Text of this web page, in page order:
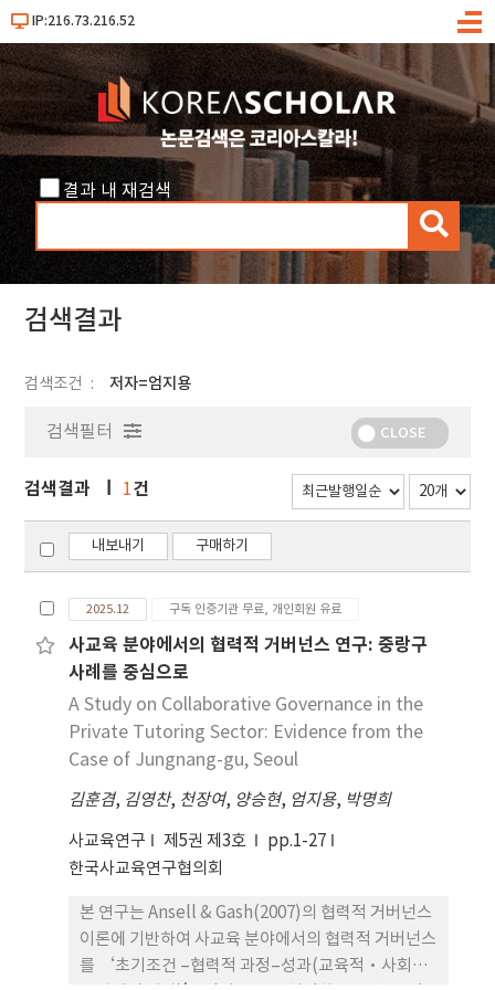
IP:216.73.216.52
메
결과 내 재검색
검
색
검색결과
검색조건 저자=엄지용
검색필터 CLOSE
검색결과 1건
내보내기 구매하기
2025.12 구독 인증기관 무료, 개인회원 유료
사교육 분야에서의 협력적 거버넌스 연구: 중랑구
사례를 중심으로
A Study on Collaborative Governance in the
Private Tutoring Sector: Evidence from the
Case of Jungnang-gu, Seoul
김훈겸, 김영찬, 천장여, 양승현, 엄지용, 박명희
사교육연구 제5권 제3호
pp.1-27
한국사교육연구협의회
본 연구는 Ansell & Gash(2007)의 협력적 거버넌스
이론에 기반하여 사교육 분야에서의 협력적 거버넌스
를 ‘초기조건 –협력적 과정–성과(교육적·사회적